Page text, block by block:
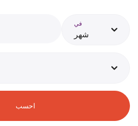
في
شهر
احسب